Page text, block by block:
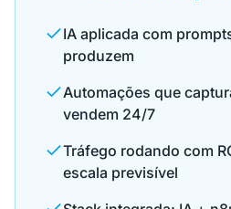
IA aplicada com
produzem
Automações que
vendem 24/7
Tráfego rodando com
escala previsível